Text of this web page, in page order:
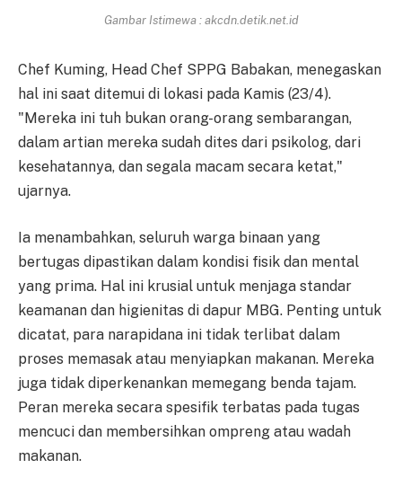
Gambar Istimewa : akcdn.detik.net.id
Chef Kuming, Head Chef SPPG Babakan, menegaskan
hal ini saat ditemui di lokasi pada Kamis (23/4).
"Mereka ini tuh bukan orang-orang sembarangan,
dalam artian mereka sudah dites dari psikolog, dari
kesehatannya, dan segala macam secara ketat,"
ujarnya.
Ia menambahkan, seluruh warga binaan yang
bertugas dipastikan dalam kondisi fisik dan mental
yang prima. Hal ini krusial untuk menjaga standar
keamanan dan higienitas di dapur MBG. Penting untuk
dicatat, para narapidana ini tidak terlibat dalam
proses memasak atau menyiapkan makanan. Mereka
juga tidak diperkenankan memegang benda tajam.
Peran mereka secara spesifik terbatas pada tugas
mencuci dan membersihkan ompreng atau wadah
makanan.